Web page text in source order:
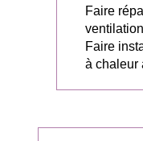
Faire
Faire
à chaleur